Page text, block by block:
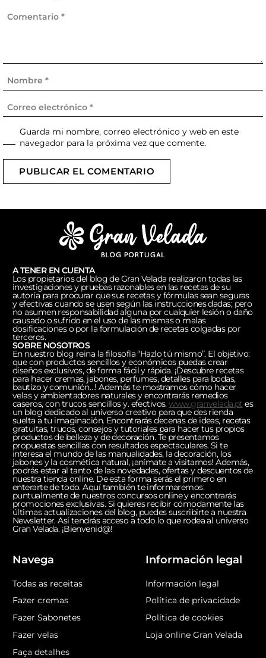
Guarda mi nombre, correo electrónico y web en este
navegador para la próxima vez que comente.
PUBLICAR EL COMENTARIO
A TENER EN CUENTA
Los propietarios del blog de Gran Velada realizaron todas las
investigaciones y pruebas razonables en las recetas de su
autoría para procurar que sus recetas y fórmulas sean seguras
y efectivas cuando se usen según las instrucciones dadas; pero
no asumen responsabilidad alguna por cualquier lesión o daño
causado o sufrido en el uso de las mismas o malas
dosificaciones o por la formulación de recetas colgadas por
terceros.
SOBRE NOSOTROS
En nuestro blog reina la filosofía “Hazlo tú mismo”. El objetivo:
que con productos sencillos y económicos puedas crear
diseños exclusivos, de forma fácil y rápida. ¡Descubre recetas
para hacer cremas, jabones, perfumes, detalles para bodas,
bautizo y comunión…! Además te mostramos cómo hacer
velas y ambientadores naturales y encontrarás remedios
caseros, con trucos sencillos y. efectivos. www.granvelada.pt es
un blog dedicado al universo creativo para que des rienda
suelta a tu imaginación. Encontrarás decenas de ideas, recetas
gratuitas, trucos, consejos y tutoriales para hacer tus propios
productos de belleza y de decoración. Te presentamos
propuestas sencillas con resultados espectaculares. Si te
interesa el mundo de las manualidades, la decoración, los
jabones y la cosmética natural, ¡anímate a visitarnos! Además,
podrás estar al tanto de las novedades, ofertas y descuentos de
nuestra tienda online. De esta forma serás el primero en
enterarte de todo. Aquí también te informaremos.
puntualmente de nuestros concursos online y encontrarás
promociones exclusivas. Si quieres recibir cómodamente las
últimas actualizaciones del blog, puedes suscribirte a nuestra
Newsletter. Así tendrás acceso a todo lo que rodea al universo
Gran Velada. ¡Bienvenid@!
Navega
Todas as receitas
Fazer cremas
Fazer Sabonetes
Fazer velas
Faça detalhes
Información legal
Información legal
Política de privacidade
Política de cookies
Loja online Gran Velada